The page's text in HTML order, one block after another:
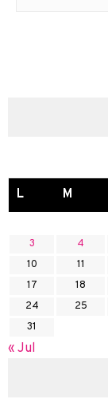
L M
3
4
10
11
17
18
24
25
31
« Jul